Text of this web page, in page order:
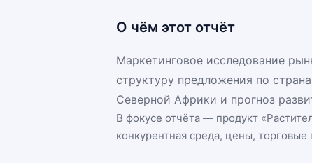
О чём этот отчёт
Маркетинговое исследование
структуру предложения по
Северной Африки и прогноз
В фокусе отчёта — продукт «
конкурентная среда, цены, торговые